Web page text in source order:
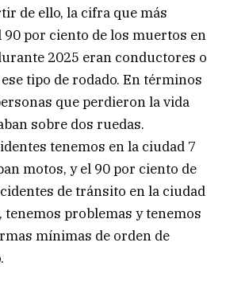
de ello, la cifra que más
90 por ciento de los muertos en
2025 eran conductores o
tipo de rodado. En términos
que perdieron la vida
sobre dos ruedas.
tenemos en la ciudad 7
motos, y el 90 por ciento de
de tránsito en la ciudad
problemas y tenemos
mínimas de orden de